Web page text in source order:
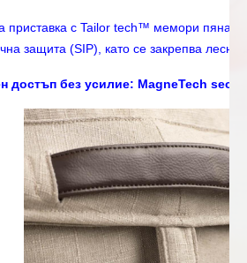
приставка с Tailor tech™ мемори пяна
защита (SIP), като се закрепва
достъп без усилие: MagneTech